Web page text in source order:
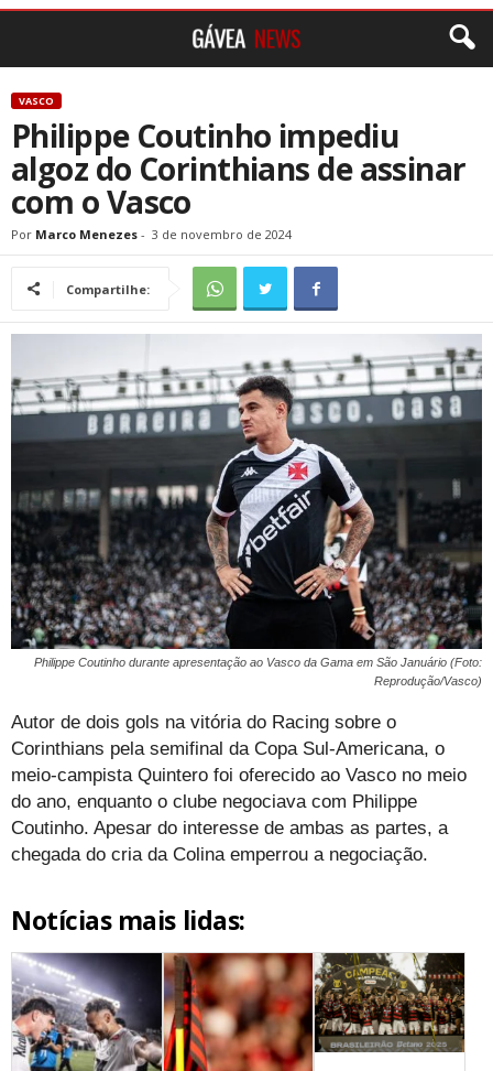
VASCO
Philippe Coutinho impediu
algoz do Corinthians de assinar
com o Vasco
Por Marco Menezes - 3 de novembro de 2024
Compartilhe:
Philippe Coutinho durante apresentação ao Vasco da Gama em São Januário (Foto:
Reprodução/Vasco)
Autor de dois gols na vitória do Racing sobre o
Corinthians pela semifinal da Copa Sul-Americana, o
meio-campista Quintero foi oferecido ao Vasco no meio
do ano, enquanto o clube negociava com Philippe
Coutinho. Apesar do interesse de ambas as partes, a
chegada do cria da Colina emperrou a negociação.
Notícias mais lidas: